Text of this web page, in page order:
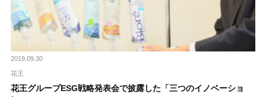
2019.09.30
花王
花王グループESG戦略発表会で披露した「三つのイノベーショ